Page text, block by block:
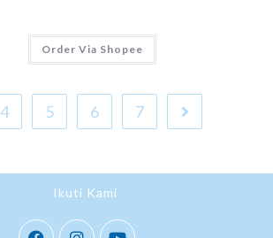
Order Via Shopee
4 5 6 7
Ikuti Kami